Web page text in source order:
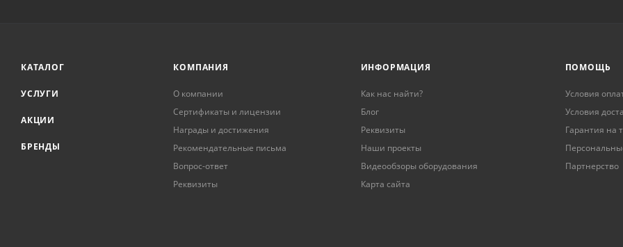
КАТАЛОГ
УСЛУГИ
АКЦИИ
БРЕНДЫ
КОМПАНИЯ
О компании
Сертификаты и лицензии
Награды и достижения
Рекомендательные письма
Вопрос-ответ
Реквизиты
ИНФОРМАЦИЯ
Как нас найти?
Блог
Реквизиты
Наши проекты
Видеообзоры оборудования
Карта сайта
ПОМОЩЬ
Условия
Условия
Гарантия на
Партнерство